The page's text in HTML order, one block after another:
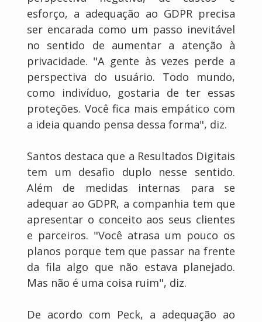
esforço, a adequação ao GDPR precisa
ser encarada como um passo inevitável
no sentido de aumentar a atenção à
privacidade. "A gente às vezes perde a
perspectiva do usuário. Todo mundo,
como indivíduo, gostaria de ter essas
proteções. Você fica mais empático com
a ideia quando pensa dessa forma", diz.
Santos destaca que a Resultados Digitais
tem um desafio duplo nesse sentido.
Além de medidas internas para se
adequar ao GDPR, a companhia tem que
apresentar o conceito aos seus clientes
e parceiros. "Você atrasa um pouco os
planos porque tem que passar na frente
da fila algo que não estava planejado.
Mas não é uma coisa ruim", diz.
De acordo com Peck, a adequação ao